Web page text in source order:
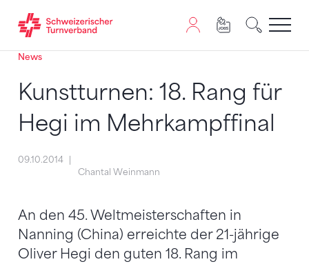
Zum Inhalt springen
Zur Sitemap navigieren
Zum Navigieren dieser Seite wird JavaScript benötigt.
News
Kunstturnen: 18. Rang für
Hegi im Mehrkampffinal
09.10.2014
Chantal Weinmann
An den 45. Weltmeisterschaften in
Nanning (China) erreichte der 21-jährige
Oliver Hegi den guten 18. Rang im